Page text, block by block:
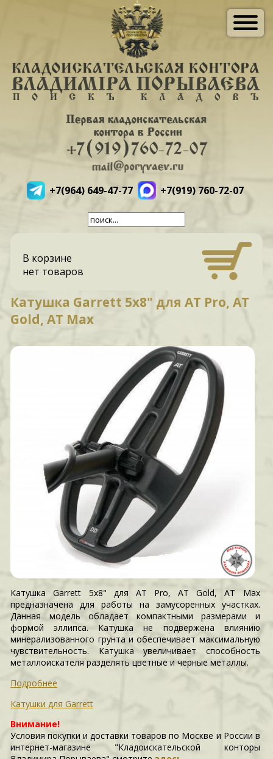
+7(964) 649-47-77 +7(919) 760-72-07
В корзине
нет товаров
Катушка Garrett 5х8" для AT Pro, AT
Gold, AT Max
Катушка Garrett 5х8" для AT Pro, AT Gold, AT Max
предназначена для работы на замусоренных участках.
Данная модель обладает компактными размерами и
формой эллипса. Катушка не подвержена влиянию
минерализованного грунта и обеспечивает максимальную
чувствительность. Катушка увеличивает способность
металлоискателя разделять цветные и черные металлы.
Подробнее
Катушки для Garrett
Внимание!
Условия покупки и доставки товаров по Москве и России в
интернет-магазине "Кладоискательской конторы